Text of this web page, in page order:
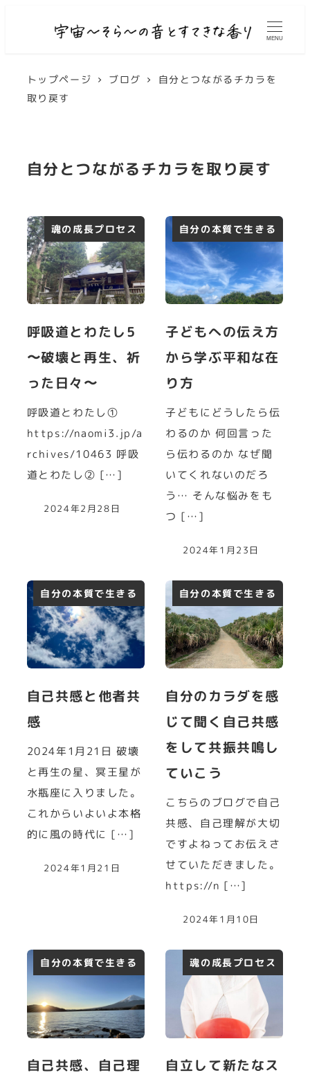
MENU
トップページ ブログ
自分とつながるチカラを
取り戻す
自分とつながるチカラを取り戻す
魂の成長プロセス
呼吸道とわたし5
〜破壊と再生、祈
った日々〜
呼吸道とわたし①
https://naomi3.jp/a
rchives/10463 呼吸
道とわたし② […]
2024年2月28日
自分の本質で生きる
子どもへの伝え方
から学ぶ平和な在
り方
子どもにどうしたら伝
わるのか 何回言った
ら伝わるのか なぜ聞
いてくれないのだろ
う… そんな悩みをも
つ […]
2024年1月23日
自分の本質で生きる
自己共感と他者共
感
2024年1月21日 破壊
と再生の星、冥王星が
水瓶座に入りました。
これからいよいよ本格
的に風の時代に […]
2024年1月21日
自分の本質で生きる
自分のカラダを感
じて聞く自己共感
をして共振共鳴し
ていこう
こちらのブログで自己
共感、自己理解が大切
ですよねってお伝えさ
せていただきました。
https://n […]
2024年1月10日
自分の本質で生きる
自己共感、自己理
魂の成長プロセス
自立して新たなス